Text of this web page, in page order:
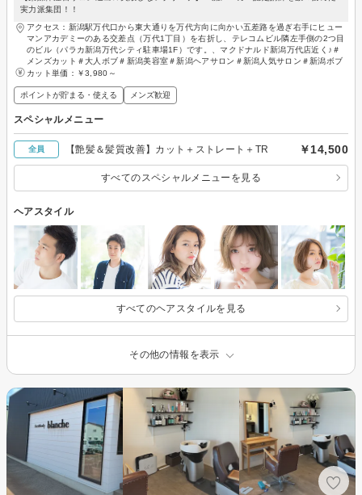
実力派集団！！
アクセス：新潟駅万代口から東大通りを万代方向に向かい五差路を過ぎ右手にヒュー
マンアカデミーのある交差点（万代1丁目）を右折し、テレコムビル隣左手側の2つ目
のビル（パラカ新潟万代シティ駐車場1F）です。、マクドナルド新潟万代店近く♪＃
メンズカット＃大人ボブ＃新潟美容室＃新潟ヘアサロン＃新潟人気サロン＃新潟ボブ
カット単価： ￥3,980～
ポイントが貯まる・使える メンズ歓迎
スペシャルメニュー
全員 【艶髪＆髪質改善】カット＋ストレート＋TR ￥14,500
すべてのスペシャルメニューを見る
ヘアスタイル
すべてのヘアスタイルを見る
その他の情報を表示